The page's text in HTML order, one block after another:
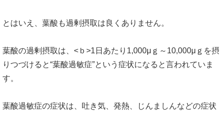
とはいえ、葉酸も過剰摂取は良くありません。
葉酸の過剰摂取は、<ｂ>1日あたり1,000μｇ～10,000μｇを摂
りつづけると“葉酸過敏症”という症状になると言われていま
す。
葉酸過敏症の症状は、吐き気、発熱、じんましんなどの症状